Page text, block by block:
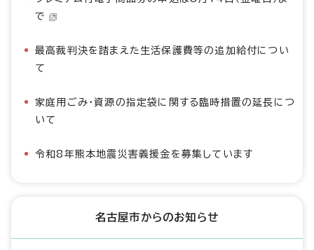
で
最高裁判決を踏まえた生活保護費等の追加給付につい
て
家庭用ごみ・資源の指定袋に関する臨時措置の延長につ
いて
令和8年熊本地震災害義援金を募集しています
名古屋市からのお知らせ